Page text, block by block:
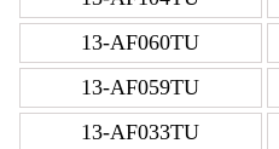
13-AF060TU
13-AF059TU
13-AF033TU